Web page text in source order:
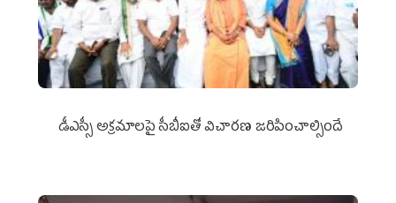
డీఎస్సీ అక్రమాలపై సీబీఐతో విచారణ జరిపించాల్సిందే